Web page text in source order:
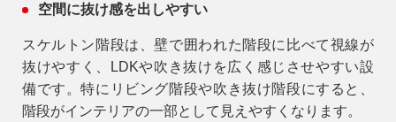
空間に抜け感を出しやすい
スケルトン階段は、壁で囲われた階段に比べて視線が
抜けやすく、LDKや吹き抜けを広く感じさせやすい設
備です。特にリビング階段や吹き抜け階段にすると、
階段がインテリアの一部として見えやすくなります。